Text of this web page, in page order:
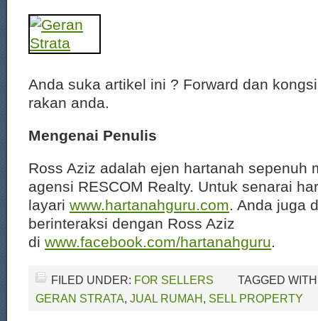
Anda suka artikel ini ? Forward dan
rakan anda.
Mengenai Penulis
Ross Aziz adalah ejen hartanah sepenuh
agensi RESCOM Realty. Untuk senarai
layari www.hartanahguru.com. Anda juga
berinteraksi dengan Ross Aziz
di www.facebook.com/hartanahguru.
FILED UNDER: FOR SELLERS
TAGGED
GERAN STRATA, JUAL RUMAH, SELL PROPERTY